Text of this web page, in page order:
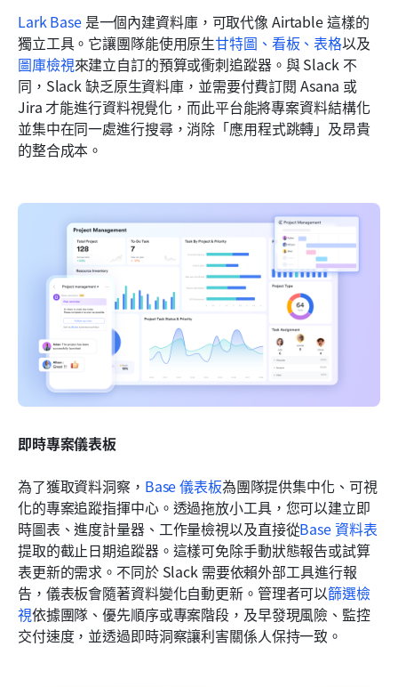
Lark Base 是一個內建資料庫，可取代像 Airtable 這樣的
獨立工具。它讓團隊能使用原生甘特圖、看板、表格以及
圖庫檢視來建立自訂的預算或衝刺追蹤器。與 Slack 不
同，Slack 缺乏原生資料庫，並需要付費訂閱 Asana 或
Jira 才能進行資料視覺化，而此平台能將專案資料結構化
並集中在同一處進行搜尋，消除「應用程式跳轉」及昂貴
的整合成本。
即時專案儀表板
為了獲取資料洞察， Base 儀表板為團隊提供集中化、可視
化的專案追蹤指揮中心。透過拖放小工具，您可以建立即
時圖表、進度計量器、工作量檢視以及直接從Base 資料表
提取的截止日期追蹤器。這樣可免除手動狀態報告或試算
表更新的需求。不同於 Slack 需要依賴外部工具進行報
告，儀表板會隨著資料變化自動更新。管理者可以篩選檢
視依據團隊、優先順序或專案階段，及早發現風險、監控
交付速度，並透過即時洞察讓利害關係人保持一致。